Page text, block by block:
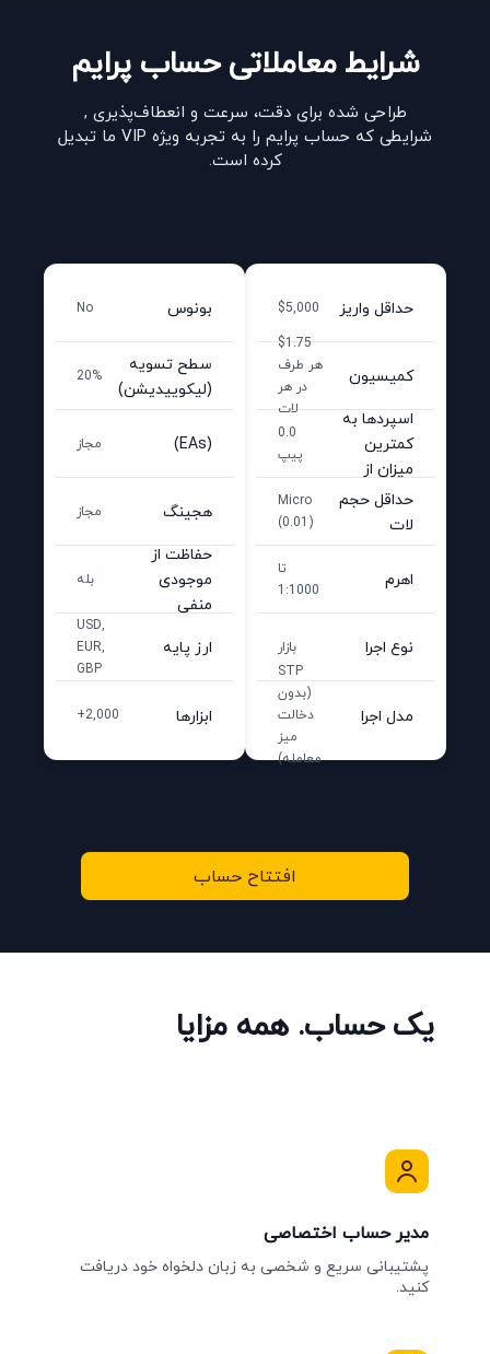
شرایط معاملاتی حساب پرایم
طراحی شده برای دقت، سرعت و انعطاف‌پذیری ,
شرایطی که حساب پرایم را به تجربه ویژه VIP ما تبدیل
کرده است.
حداقل واریز $5,000
کمیسیون
$1.75
هر طرف
در هر
لات
اسپردها به‌
کمترین
میزان از
0.0
پیپ
حداقل حجم
لات
Micro
(0.01)
اهرم
تا
1:1000
نوع اجرا بازار
مدل اجرا
STP
(بدون
دخالت
میز
معامله)
بونوس No
سطح تسویه
(لیکوییدیشن)
20%
(EAs) مجاز
هجینگ مجاز
حفاظت از
موجودی
منفی
بله
ارز پایه
USD,
EUR,
GBP
ابزارها 2,000+
افتتاح حساب
یک حساب. همه مزایا
مدیر حساب اختصاصی
پشتیبانی سریع و شخصی به زبان دلخواه خود دریافت
کنید.